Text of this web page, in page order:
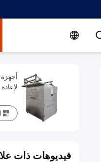
أجهزة
فيديوهات ذات